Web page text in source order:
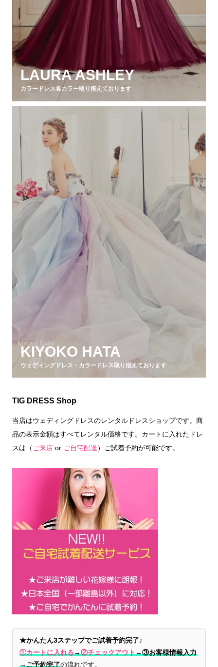
LAURA ASHLEY
カラードレス各カラー取り揃えております
KIYOKO HATA
ウェディングドレス・カラードレス取り揃えております
TIG DRESS Shop
当店はウェディングドレスのレンタルドレスショップです。商
品の表示金額はすべてレンタル価格です。カートに入れたドレ
スは（ ご来店or ご自宅配送）ご試着予約が可能です。
★かんたん3ステップでご試着予約完了♪
①カートに入れる→②チェックアウト→③お客様情報入力
→ご予約完了の流れです。